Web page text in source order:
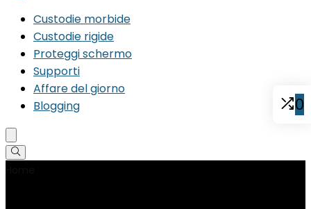
Custodie morbide
Custodie rigide
Proteggi schermo
Supporti
Affare del giorno
Blogging
0